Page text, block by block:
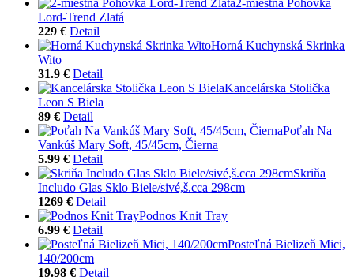
Lord-Trend Zlatá
229 € Detail
Horná Kuchynská Skrinka
Wito
31.9 € Detail
Kancelárska Stolička
Leon S Biela
89 € Detail
Poťah Na
Vankúš Mary Soft, 45/45cm, Čierna
5.99 € Detail
Skriňa
Includo Glas Sklo Biele/sivé,š.cca 298cm
1269 € Detail
Podnos Knit Tray
6.99 € Detail
Posteľná Bielizeň Mici,
140/200cm
19.98 € Detail